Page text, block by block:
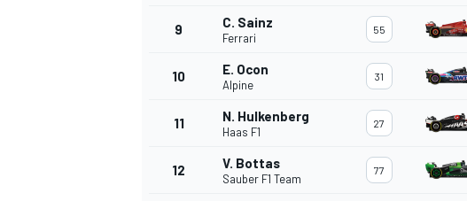
9 C. Sainz
Ferrari
55
10 E. Ocon
Alpine
31
11 N. Hulkenberg
Haas F1
27
12 V. Bottas
Sauber F1 Team
77